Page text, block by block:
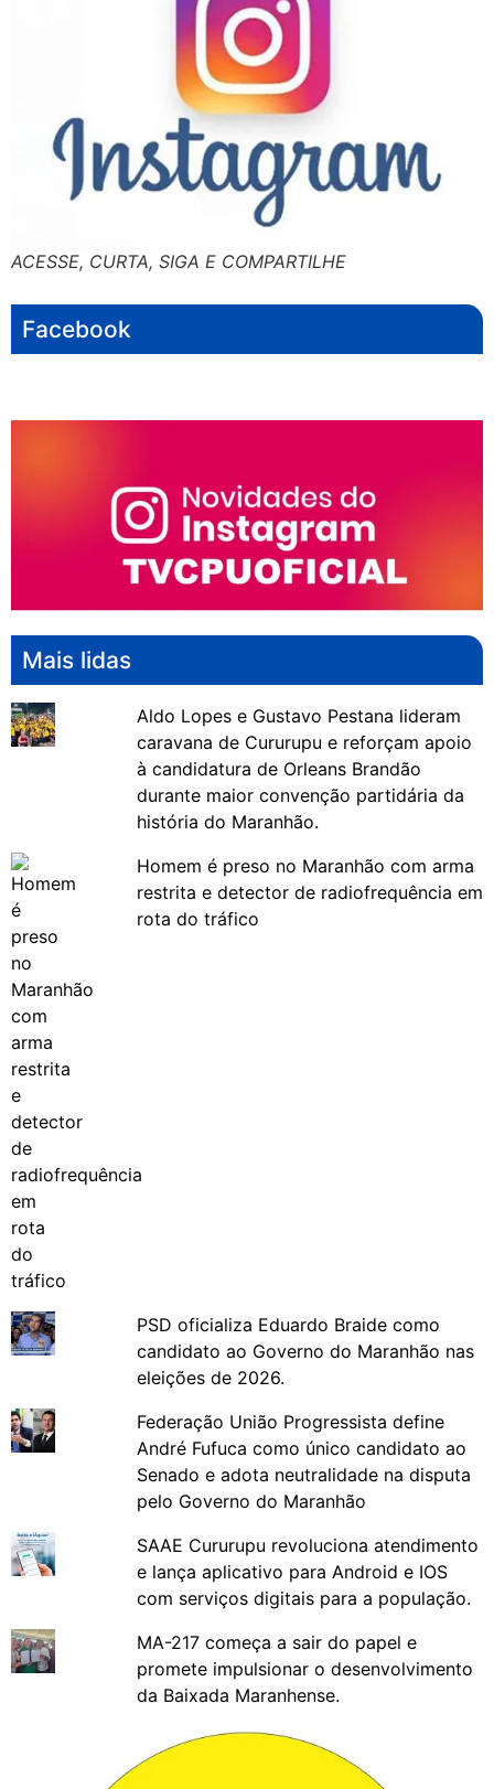
ACESSE, CURTA, SIGA E COMPARTILHE
Facebook
Mais lidas
Aldo Lopes e Gustavo Pestana lideram
caravana de Cururupu e reforçam apoio
à candidatura de Orleans Brandão
durante maior convenção partidária da
história do Maranhão.
Homem é preso no Maranhão com arma
restrita e detector de radiofrequência em
rota do tráfico
PSD oficializa Eduardo Braide como
candidato ao Governo do Maranhão nas
eleições de 2026.
Federação União Progressista define
André Fufuca como único candidato ao
Senado e adota neutralidade na disputa
pelo Governo do Maranhão
SAAE Cururupu revoluciona atendimento
e lança aplicativo para Android e IOS
com serviços digitais para a população.
MA-217 começa a sair do papel e
promete impulsionar o desenvolvimento
da Baixada Maranhense.